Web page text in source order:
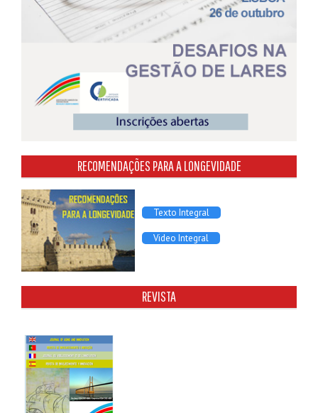
RECOMENDAÇÕES PARA A LONGEVIDADE
Texto Integral
Video Integral
REVISTA